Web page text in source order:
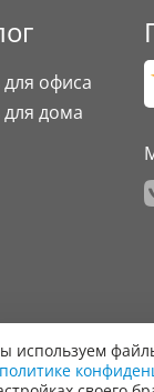
офиса
дома
используем
политике